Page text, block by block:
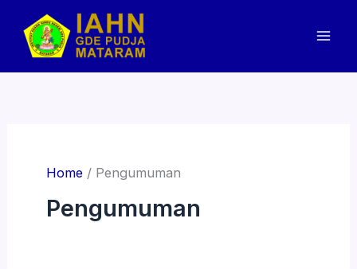
content
Home Pengumuman
Pengumuman